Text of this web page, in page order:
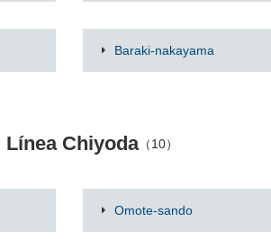
Baraki-nakayama
Línea Chiyoda （10）
Omote-sando